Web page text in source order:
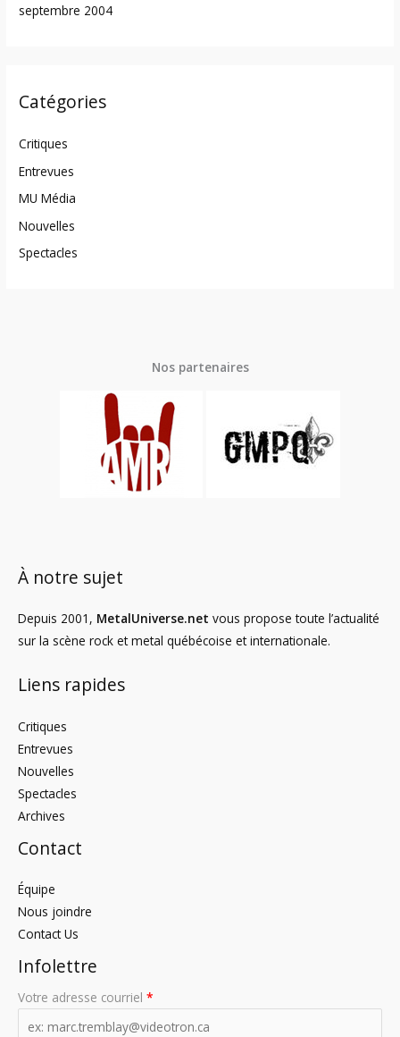
septembre 2004
Catégories
Critiques
Entrevues
MU Média
Nouvelles
Spectacles
Nos partenaires
À notre sujet
Depuis 2001, MetalUniverse.net vous propose toute l’actualité
sur la scène rock et metal québécoise et internationale.
Liens rapides
Critiques
Entrevues
Nouvelles
Spectacles
Archives
Contact
Équipe
Nous joindre
Contact Us
Infolettre
Votre adresse courriel *